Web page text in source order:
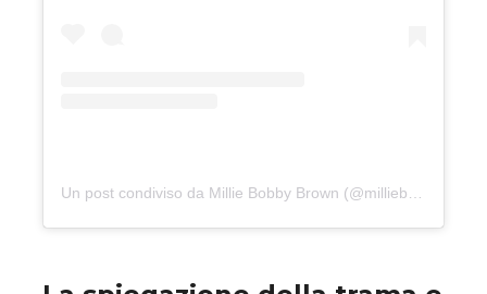
Un post condiviso da Millie Bobby Brown (@milliebobbybrown)